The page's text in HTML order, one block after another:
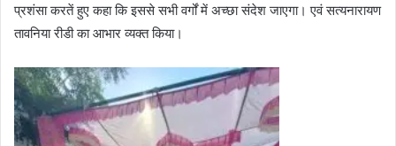
प्रशंसा करतें हुए कहा कि इससे सभी वर्गों में अच्छा संदेश जाएगा। एवं सत्यनारायण
तावनिया रीडी का आभार व्यक्त किया।